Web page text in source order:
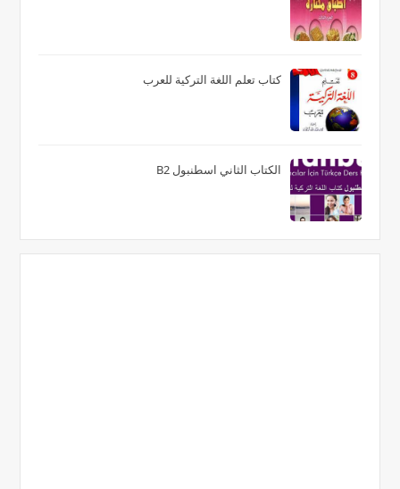
كتاب تعلم اللغة التركية للعرب
الكتاب الثاني اسطنبول B2